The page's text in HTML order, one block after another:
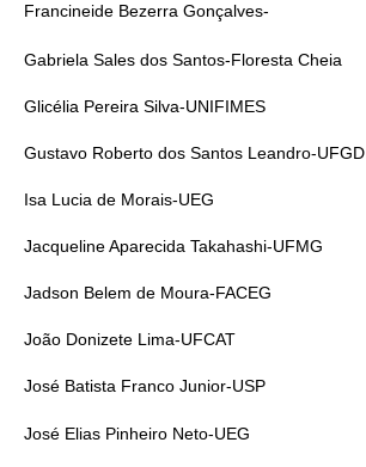
Francineide Bezerra Gonçalves-
Gabriela Sales dos Santos-Floresta Cheia
Glicélia Pereira Silva-UNIFIMES
Gustavo Roberto dos Santos Leandro-UFGD
Isa Lucia de Morais-UEG
Jacqueline Aparecida Takahashi-UFMG
Jadson Belem de Moura-FACEG
João Donizete Lima-UFCAT
José Batista Franco Junior-USP
José Elias Pinheiro Neto-UEG